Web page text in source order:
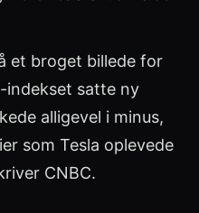
et broget billede for
indekset satte ny
alligevel i minus,
som Tesla oplevede
CNBC.